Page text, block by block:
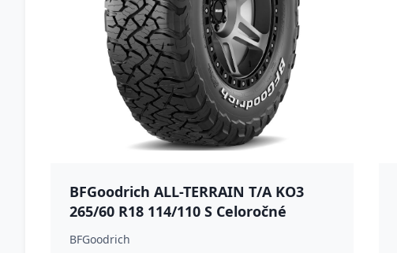
BFGoodrich ALL-TERRAIN T/A KO3
265/60 R18 114/110 S Celoročné
BFGoodrich